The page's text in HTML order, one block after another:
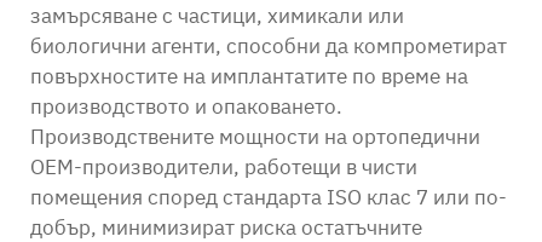
замърсяване с частици, химикали или
биологични агенти, способни да компрометират
повърхностите на имплантатите по време на
производството и опаковането.
Производствените мощности на ортопедични
OEM-производители, работещи в чисти
помещения според стандарта ISO клас 7 или по-
добър, минимизират риска остатъчните